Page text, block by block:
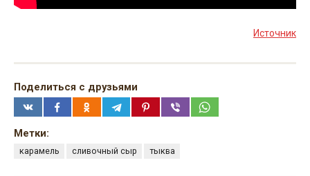
Источник
Поделиться с друзьями
Метки:
карамель сливочный сыр тыква